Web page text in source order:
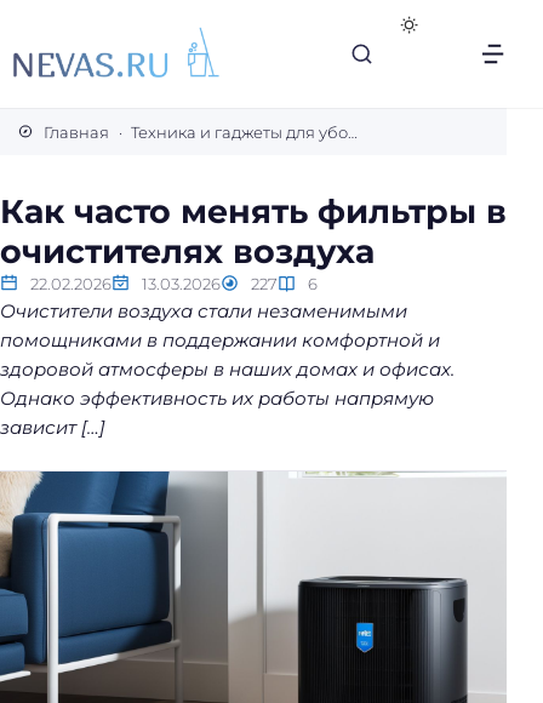
е
к
р
е
т
ы
л
е
к
о
й
у
б
р
к
Главная Техника и гаджеты для уборки
Как часто менять фильтры в
очистителях воздуха
22.02.2026 13.03.2026 227 6
Очистители воздуха стали незаменимыми
помощниками в поддержании комфортной и
здоровой атмосферы в наших домах и офисах.
Однако эффективность их работы напрямую
зависит […]